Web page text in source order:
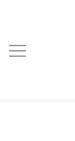
inhoud